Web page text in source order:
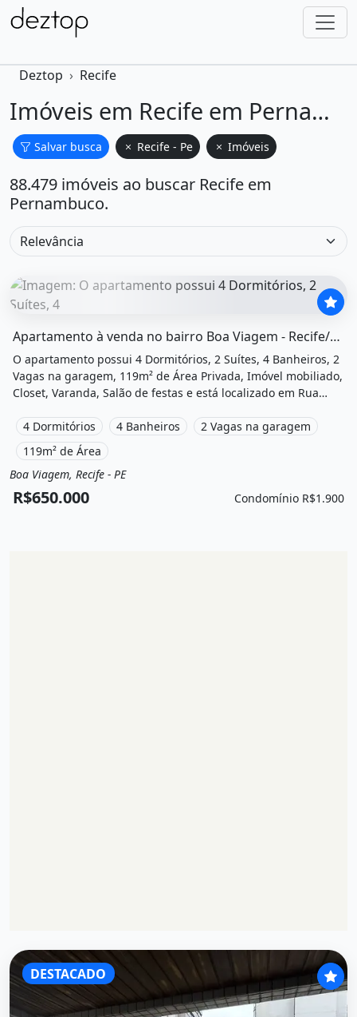
Deztop Recife
Imóveis em Recife em Pernambuco
Salvar busca Recife - Pe Imóveis
88.479 imóveis ao buscar Recife em
Pernambuco.
Apartamento à venda no bairro Boa Viagem - Recife/PE, SUL
O apartamento possui 4 Dormitórios, 2 Suítes, 4 Banheiros, 2
Vagas na garagem, 119m² de Área Privada, Imóvel mobiliado,
Closet, Varanda, Salão de festas e está localizado em Rua
Condomínio por R$1.900 /Mês.
4 Dormitórios 4 Banheiros
2 Vagas na garagem
119m² de Área
Venda
Apartamento
Boa Viagem, Recife - PE
R$650.000 Condomínio R$1.900
DESTACADO